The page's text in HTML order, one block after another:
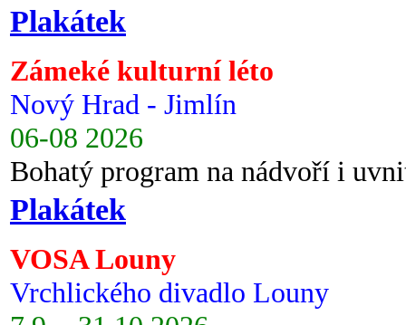
Plakátek
Zámeké kulturní léto
Nový Hrad - Jimlín
06-08 2026
Bohatý program na nádvoří i
Plakátek
VOSA Louny
Vrchlického divadlo Louny